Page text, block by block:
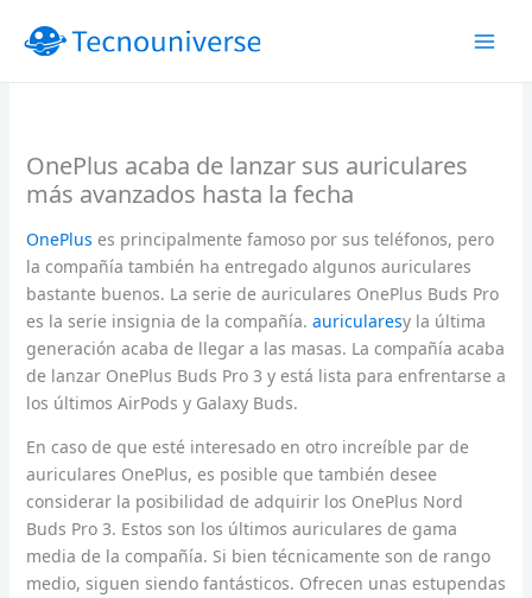
OnePlus acaba de lanzar sus auriculares
más avanzados hasta la fecha
OnePlus es principalmente famoso por sus teléfonos, pero
la compañía también ha entregado algunos auriculares
bastante buenos. La serie de auriculares OnePlus Buds Pro
es la serie insignia de la compañía. auricularesy la última
generación acaba de llegar a las masas. La compañía acaba
de lanzar OnePlus Buds Pro 3 y está lista para enfrentarse a
los últimos AirPods y Galaxy Buds.
En caso de que esté interesado en otro increíble par de
auriculares OnePlus, es posible que también desee
considerar la posibilidad de adquirir los OnePlus Nord
Buds Pro 3. Estos son los últimos auriculares de gama
media de la compañía. Si bien técnicamente son de rango
medio, siguen siendo fantásticos. Ofrecen unas estupendas